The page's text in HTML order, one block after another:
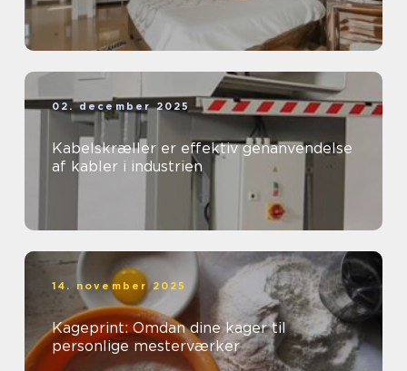
02. december 2025
Kabelskræller er effektiv genanvendelse
af kabler i industrien
14. november 2025
Kageprint: Omdan dine kager til
personlige mesterværker